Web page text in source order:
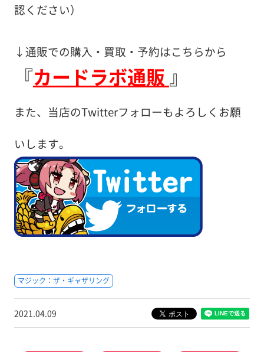
認ください）
↓通販での購入・買取・予約はこちらから
『カードラボ通販』
また、当店のTwitterフォローもよろしくお願
いします。
マジック：ザ・ギャザリング
2021.04.09